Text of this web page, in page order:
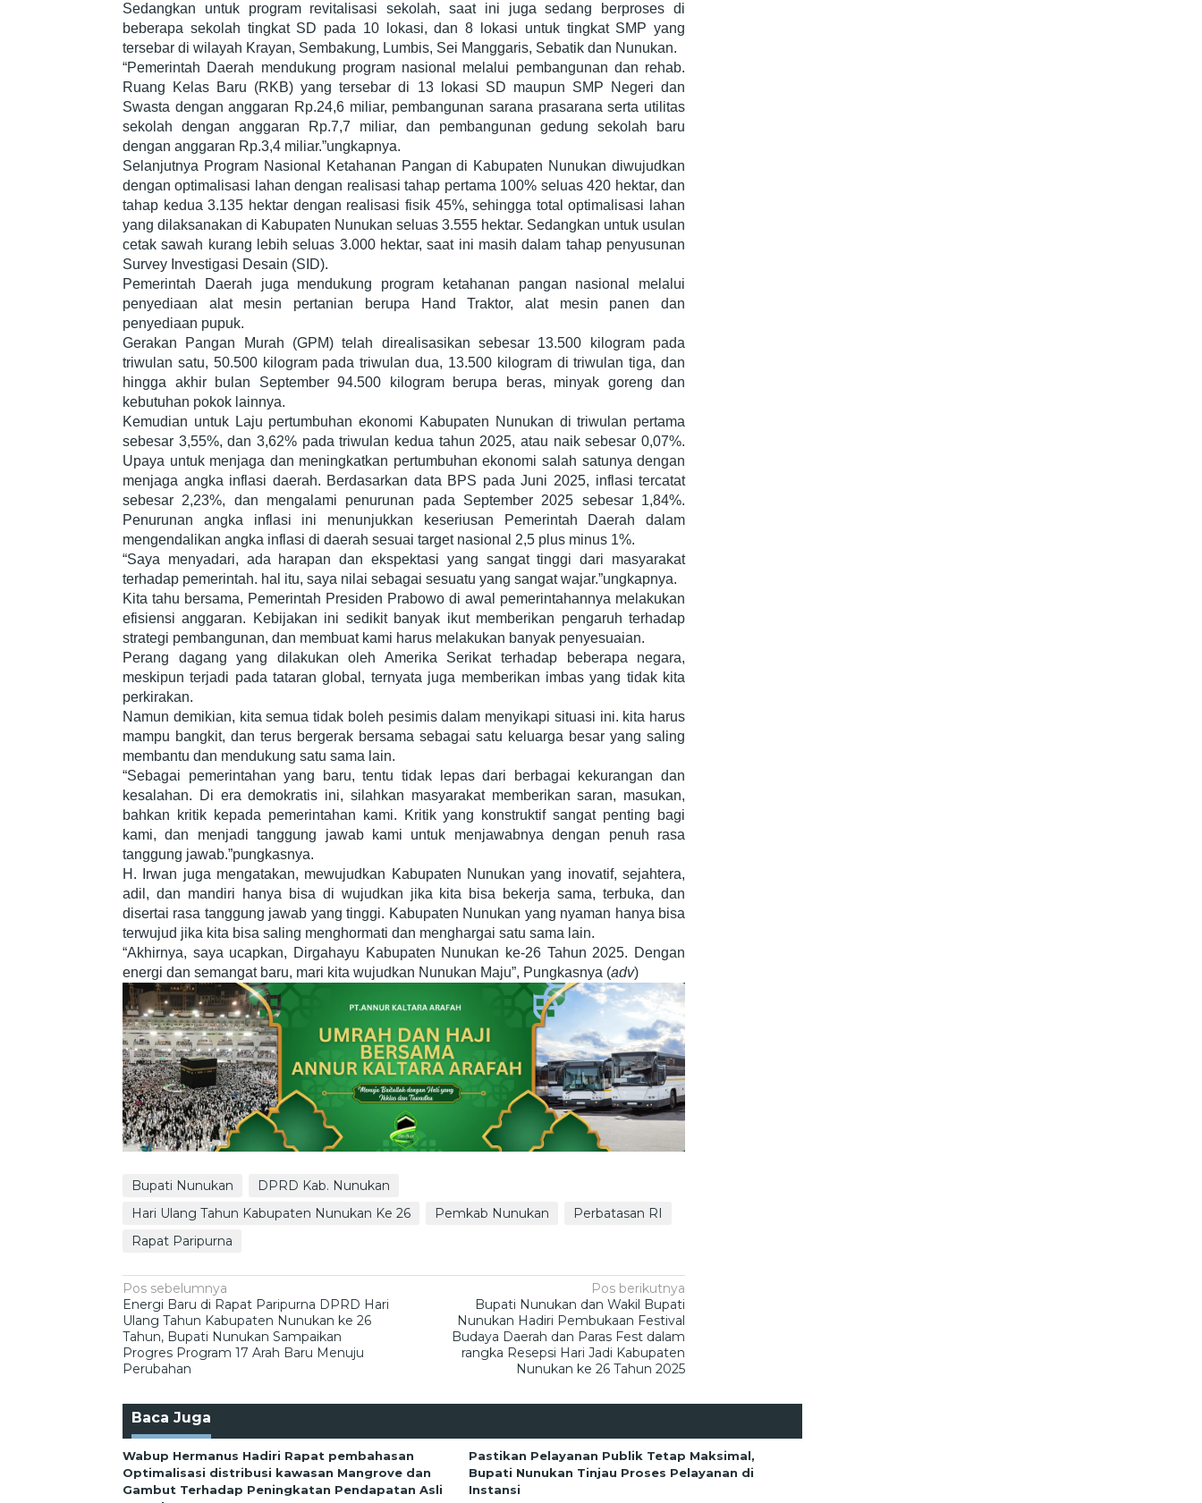
Sedangkan untuk program revitalisasi sekolah, saat ini juga sedang berproses di
beberapa sekolah tingkat SD pada 10 lokasi, dan 8 lokasi untuk tingkat SMP yang
tersebar di wilayah Krayan, Sembakung, Lumbis, Sei Manggaris, Sebatik dan Nunukan.
“Pemerintah Daerah mendukung program nasional melalui pembangunan dan rehab.
Ruang Kelas Baru (RKB) yang tersebar di 13 lokasi SD maupun SMP Negeri dan
Swasta dengan anggaran Rp.24,6 miliar, pembangunan sarana prasarana serta utilitas
sekolah dengan anggaran Rp.7,7 miliar, dan pembangunan gedung sekolah baru
dengan anggaran Rp.3,4 miliar.”ungkapnya.
Selanjutnya Program Nasional Ketahanan Pangan di Kabupaten Nunukan diwujudkan
dengan optimalisasi lahan dengan realisasi tahap pertama 100% seluas 420 hektar, dan
tahap kedua 3.135 hektar dengan realisasi fisik 45%, sehingga total optimalisasi lahan
yang dilaksanakan di Kabupaten Nunukan seluas 3.555 hektar. Sedangkan untuk usulan
cetak sawah kurang lebih seluas 3.000 hektar, saat ini masih dalam tahap penyusunan
Survey Investigasi Desain (SID).
Pemerintah Daerah juga mendukung program ketahanan pangan nasional melalui
penyediaan alat mesin pertanian berupa Hand Traktor, alat mesin panen dan
penyediaan pupuk.
Gerakan Pangan Murah (GPM) telah direalisasikan sebesar 13.500 kilogram pada
triwulan satu, 50.500 kilogram pada triwulan dua, 13.500 kilogram di triwulan tiga, dan
hingga akhir bulan September 94.500 kilogram berupa beras, minyak goreng dan
kebutuhan pokok lainnya.
Kemudian untuk Laju pertumbuhan ekonomi Kabupaten Nunukan di triwulan pertama
sebesar 3,55%, dan 3,62% pada triwulan kedua tahun 2025, atau naik sebesar 0,07%.
Upaya untuk menjaga dan meningkatkan pertumbuhan ekonomi salah satunya dengan
menjaga angka inflasi daerah. Berdasarkan data BPS pada Juni 2025, inflasi tercatat
sebesar 2,23%, dan mengalami penurunan pada September 2025 sebesar 1,84%.
Penurunan angka inflasi ini menunjukkan keseriusan Pemerintah Daerah dalam
mengendalikan angka inflasi di daerah sesuai target nasional 2,5 plus minus 1%.
“Saya menyadari, ada harapan dan ekspektasi yang sangat tinggi dari masyarakat
terhadap pemerintah. hal itu, saya nilai sebagai sesuatu yang sangat wajar.”ungkapnya.
Kita tahu bersama, Pemerintah Presiden Prabowo di awal pemerintahannya melakukan
efisiensi anggaran. Kebijakan ini sedikit banyak ikut memberikan pengaruh terhadap
strategi pembangunan, dan membuat kami harus melakukan banyak penyesuaian.
Perang dagang yang dilakukan oleh Amerika Serikat terhadap beberapa negara,
meskipun terjadi pada tataran global, ternyata juga memberikan imbas yang tidak kita
perkirakan.
Namun demikian, kita semua tidak boleh pesimis dalam menyikapi situasi ini. kita harus
mampu bangkit, dan terus bergerak bersama sebagai satu keluarga besar yang saling
membantu dan mendukung satu sama lain.
“Sebagai pemerintahan yang baru, tentu tidak lepas dari berbagai kekurangan dan
kesalahan. Di era demokratis ini, silahkan masyarakat memberikan saran, masukan,
bahkan kritik kepada pemerintahan kami. Kritik yang konstruktif sangat penting bagi
kami, dan menjadi tanggung jawab kami untuk menjawabnya dengan penuh rasa
tanggung jawab.”pungkasnya.
H. Irwan juga mengatakan, mewujudkan Kabupaten Nunukan yang inovatif, sejahtera,
adil, dan mandiri hanya bisa di wujudkan jika kita bisa bekerja sama, terbuka, dan
disertai rasa tanggung jawab yang tinggi. Kabupaten Nunukan yang nyaman hanya bisa
terwujud jika kita bisa saling menghormati dan menghargai satu sama lain.
“Akhirnya, saya ucapkan, Dirgahayu Kabupaten Nunukan ke-26 Tahun 2025. Dengan
energi dan semangat baru, mari kita wujudkan Nunukan Maju”, Pungkasnya (adv)
Bupati Nunukan
DPRD Kab. Nunukan
Hari Ulang Tahun Kabupaten Nunukan Ke 26
Pemkab Nunukan
Perbatasan RI
Rapat Paripurna
Navigasi
pos
Pos sebelumnya
Energi Baru di Rapat Paripurna DPRD Hari
Ulang Tahun Kabupaten Nunukan ke 26
Tahun, Bupati Nunukan Sampaikan
Progres Program 17 Arah Baru Menuju
Perubahan
Pos berikutnya
Bupati Nunukan dan Wakil Bupati
Nunukan Hadiri Pembukaan Festival
Budaya Daerah dan Paras Fest dalam
rangka Resepsi Hari Jadi Kabupaten
Nunukan ke 26 Tahun 2025
Baca Juga
Wabup Hermanus Hadiri Rapat pembahasan
Optimalisasi distribusi kawasan Mangrove dan
Gambut Terhadap Peningkatan Pendapatan Asli
Pastikan Pelayanan Publik Tetap Maksimal,
Bupati Nunukan Tinjau Proses Pelayanan di
Instansi